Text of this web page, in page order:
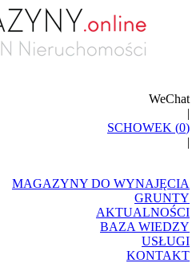
WeChat
|
SCHOWEK (0)
|
MAGAZYNY DO WYNAJĘCIA
GRUNTY
AKTUALNOŚCI
BAZA WIEDZY
USŁUGI
KONTAKT